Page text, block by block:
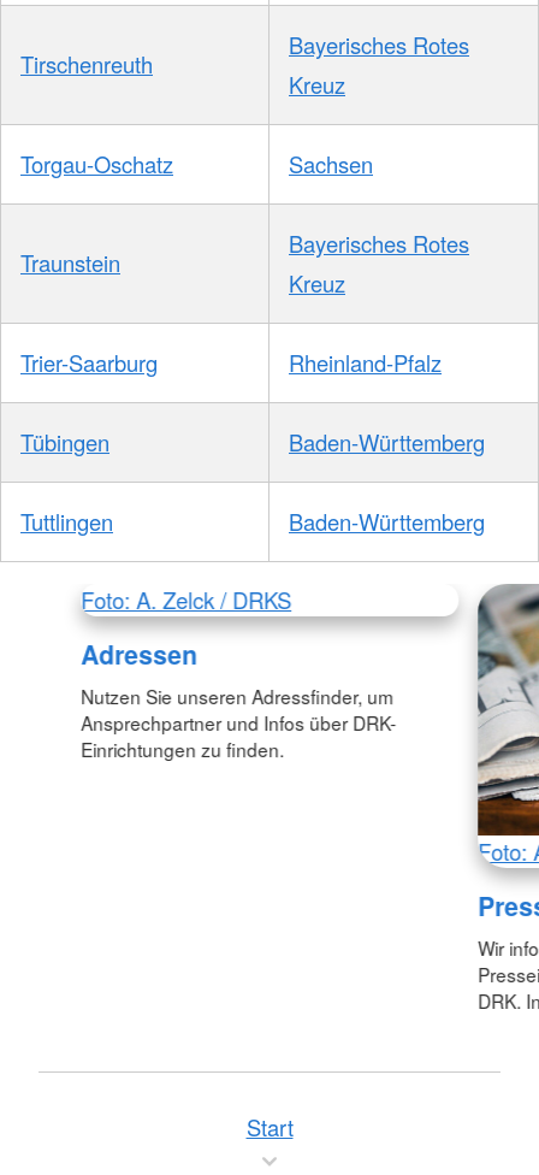
Tirschenreuth
Bayerisches Rotes
Kreuz
Torgau-Oschatz Sachsen
Traunstein
Bayerisches Rotes
Kreuz
Trier-Saarburg Rheinland-Pfalz
Tübingen Baden-Württemberg
Tuttlingen Baden-Württemberg
Foto: A. Zelck / DRKS
Adressen
Nutzen Sie unseren Adressfinder, um
Ansprechpartner und Infos über DRK-
Einrichtungen zu finden.
Foto:
Wir
DRK.
Start